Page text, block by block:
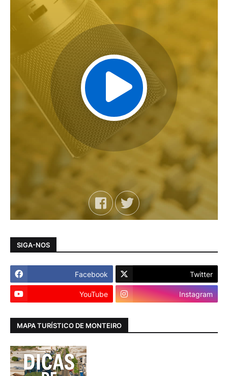
SIGA-NOS
Facebook Twitter
YouTube Instagram
MAPA TURÍSTICO DE MONTEIRO